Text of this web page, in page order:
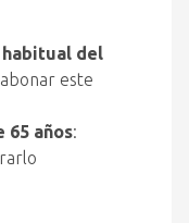
habitual del
este
65 años: